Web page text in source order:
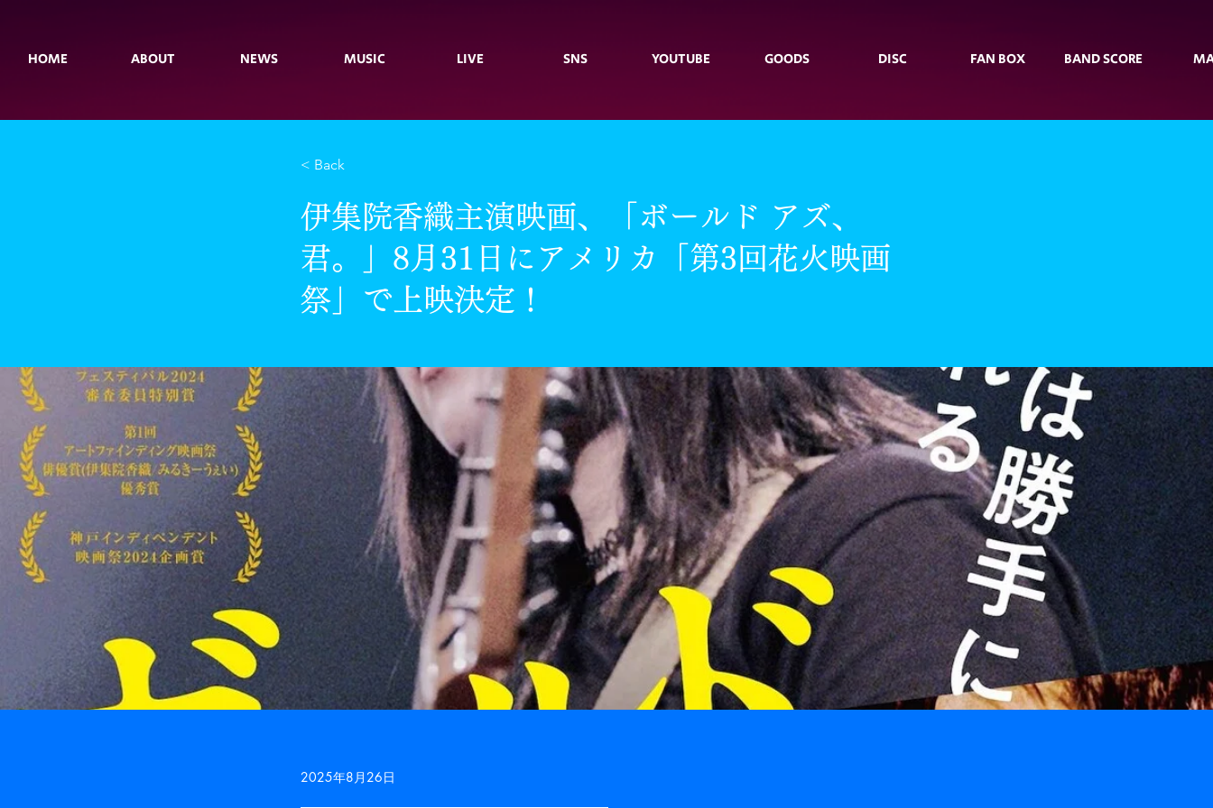
HOME ABOUT NEWS MUSIC LIVE SNS YOUTUBE GOODS DISC FAN BOX BAND SCORE
< Back
伊集院香織主演映画、「ボールド アズ、
君。」8月31日にアメリカ「第3回花火映画
祭」で上映決定！
2025年8月26日